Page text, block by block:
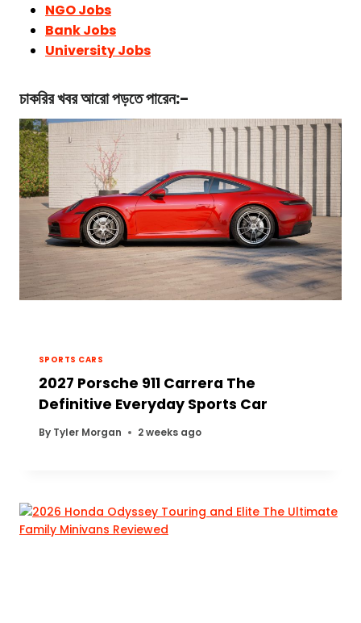
NGO Jobs
Bank Jobs
University Jobs
চাকরির খবর আরো পড়তে পারেন:-
SPORTS CARS
2027 Porsche 911 Carrera The
Definitive Everyday Sports Car
By Tyler Morgan 2 weeks ago